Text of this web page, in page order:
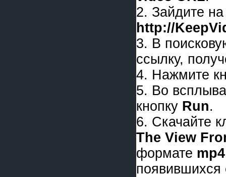
2. Зайдите на
http://
3. В
ссылку,
4. Нажмите
5. Во
кнопку Run.
6. Скачайте
The View
формате mp4
появившихся